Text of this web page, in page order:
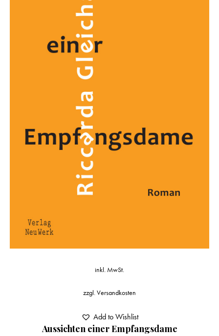
Aussichten einer Empfangsdame
inkl. MwSt.
zzgl.Versandkosten
Add to Wishlist